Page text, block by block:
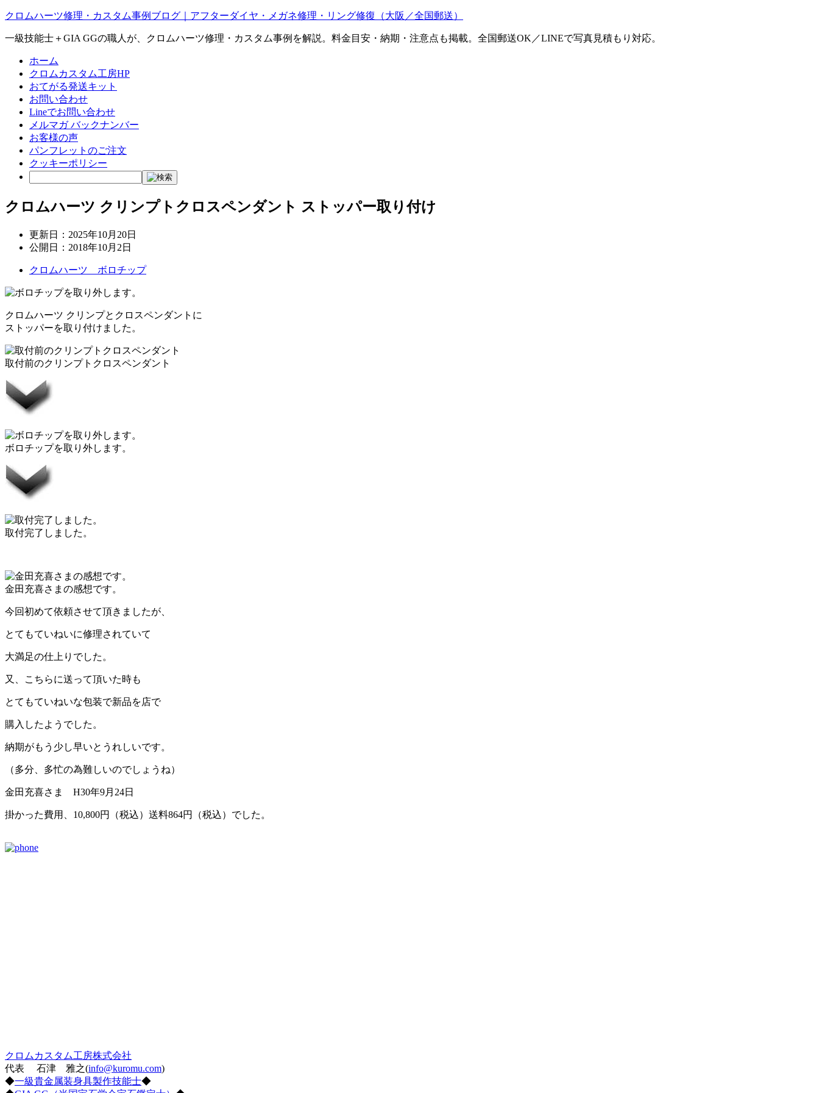
クロムハーツ修理・カスタム事例ブログ｜アフターダイヤ・メガネ修理・リング修復（大阪／全国郵送）
一級技能士＋GIA GGの職人が、クロムハーツ修理・カスタム事例を解説。料金目安・納期・注意点も掲載。全国郵送OK／LINEで写真見積もり対応。
ホーム
クロムカスタム工房HP
おてがる発送キット
お問い合わせ
Lineでお問い合わせ
メルマガ バックナンバー
お客様の声
パンフレットのご注文
クッキーポリシー
クロムハーツ クリンプトクロスペンダント ストッパー取り付け
更新日： 2025年10月20日
公開日： 2018年10月2日
クロムハーツ ボロチップ
クロムハーツ クリンプとクロスペンダントに
ストッパーを取り付けました。
取付前のクリンプトクロスペンダント
ボロチップを取り外します。
取付完了しました。
金田充喜さまの感想です。
今回初めて依頼させて頂きましたが、
とてもていねいに修理されていて
大満足の仕上りでした。
又、こちらに送って頂いた時も
とてもていねいな包装で新品を店で
購入したようでした。
納期がもう少し早いとうれしいです。
（多分、多忙の為難しいのでしょうね）
金田充喜さま H30年9月24日
掛かった費用、10,800円（税込）送料864円（税込）でした。
クロムカスタム工房株式会社
代表 石津 雅之(info@kuromu.com)
◆一級貴金属装身具製作技能士◆